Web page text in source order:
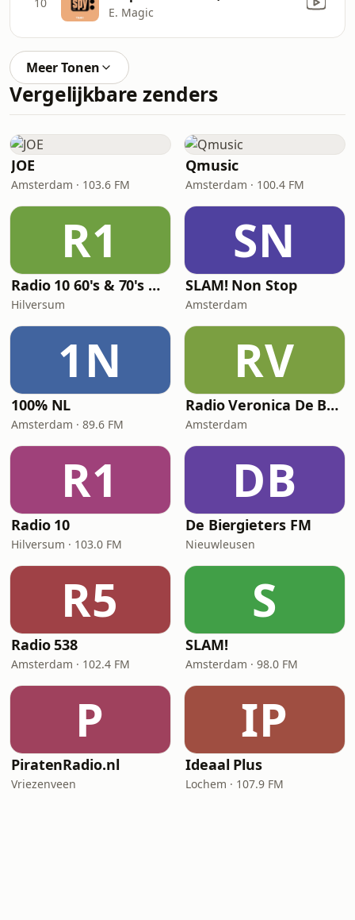
E. Magic
Meer Tonen
Vergelijkbare zenders
JOE
Amsterdam · 103.6 FM
Qmusic
Amsterdam · 100.4 FM
R1
Radio 10 60's & 70's Hits
Hilversum
SN
SLAM! Non Stop
Amsterdam
1N
100% NL
Amsterdam · 89.6 FM
RV
Radio Veronica De Beste 80s
Amsterdam
R1
Radio 10
Hilversum · 103.0 FM
DB
De Biergieters FM
Nieuwleusen
R5
Radio 538
Amsterdam · 102.4 FM
S
SLAM!
Amsterdam · 98.0 FM
P
PiratenRadio.nl
Vriezenveen
IP
Ideaal Plus
Lochem · 107.9 FM